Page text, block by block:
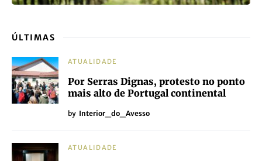
ÚLTIMAS
ATUALIDADE
Por Serras Dignas, protesto no ponto
mais alto de Portugal continental
by Interior_do_Avesso
ATUALIDADE